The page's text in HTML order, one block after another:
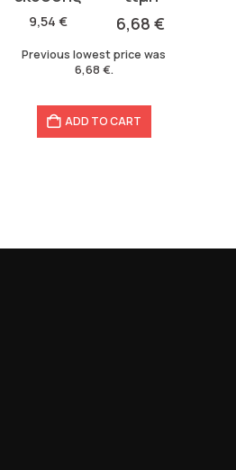
9,54 €
was:
9,54 €.
6,68 €
6,68 €.
Previous lowest price was
6,68 €.
ADD TO CART